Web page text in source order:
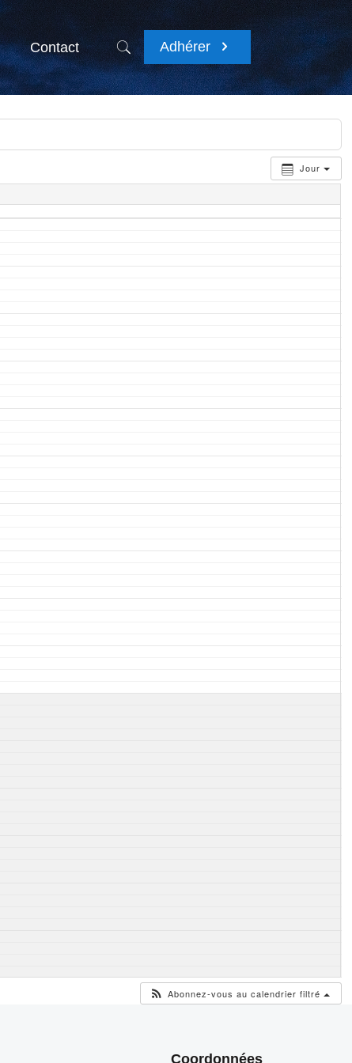
Contact Adhérer
Jour
Abonnez-vous au calendrier filtré
Coordonnées